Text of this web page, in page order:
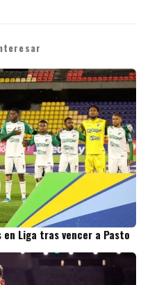
Liga tras vencer a Pasto